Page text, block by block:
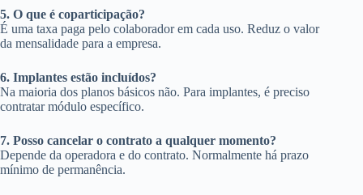
5. O que é coparticipação?
É uma taxa paga pelo colaborador em cada uso. Reduz o valor
da mensalidade para a empresa.
6. Implantes estão incluídos?
Na maioria dos planos básicos não. Para implantes, é preciso
contratar módulo específico.
7. Posso cancelar o contrato a qualquer momento?
Depende da operadora e do contrato. Normalmente há prazo
mínimo de permanência.